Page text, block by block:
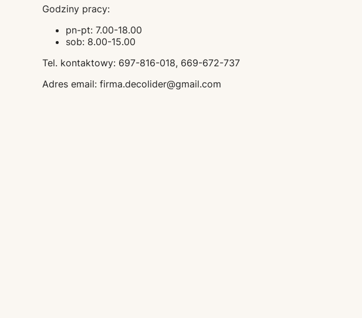
Godziny pracy:
pn-pt: 7.00-18.00
sob: 8.00-15.00
Tel. kontaktowy: 697-816-018, 669-672-737
Adres email: firma.decolider@gmail.com